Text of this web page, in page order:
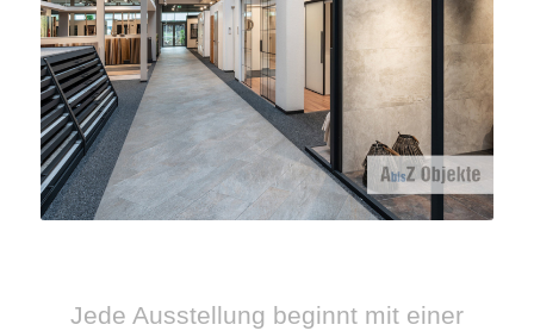
Jede Ausstellung beginnt mit einer